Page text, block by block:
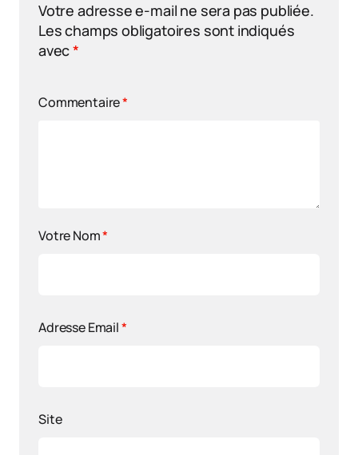
Votre adresse e-mail ne sera pas publiée.
Les champs obligatoires sont indiqués
avec*
Commentaire*
Votre Nom*
Adresse Email*
Site